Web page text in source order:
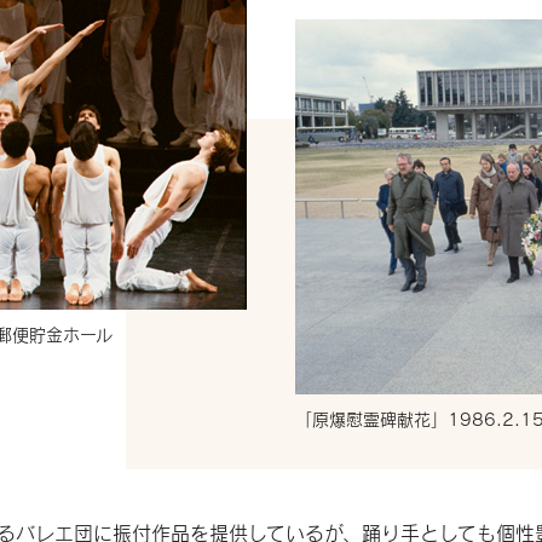
便貯金ホール
「原爆慰霊碑献花」
バレエ団に振付作品を提供しているが、踊り手としても個